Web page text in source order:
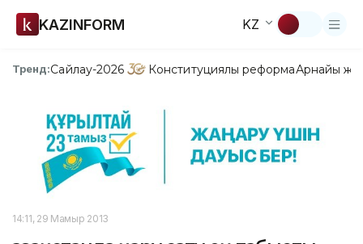
KAZINFORM KZ
Тренд:Сайлау-2026 Конституциялық реформаАрнайы
14:11, 29 Мамыр 2013